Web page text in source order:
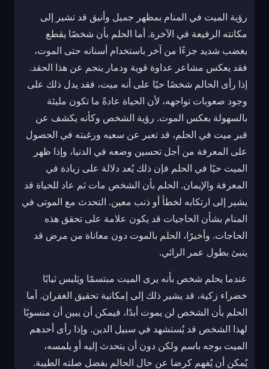
رؤية الميت في المنام بمظهر جميل وأنيق قد تشير إلى
مكانته الرفيعة في الآخرة. أما الحلم بأن شخصًا يقطع
بغضب شديد جزءًا من آخر باستخدام أسنانه حتى الموت،
فقد يعكس مشاعر عداوة قوية ودمار ينجم عن هذا الحقد.
إذا رأى الحالم شخصًا حيًا على أنه ميت، فقد يدل ذلك على
وجود صعوبات تواجهه، لأن الحياة عادةً ما تكون مليئة
بالسهولة بعكس الموت. رؤية الشخص وكأنه يكشف عن
قبر ميت في الحلم، قد تعبر عن سعيه ورغبته في الحصول
على المعرفة من أجل تحسين وضعه في الدنيا، وإذا ظهر
الميت حيًا في الحلم فإن ذلك يُعد دلالة على زيادة في
المعرفة والإيمان. الحلم بأن الشخص مات ثم عاد للحياة قد
يشير إلى ارتكابه لخطأ أو ذنب معين. التحدث مع الموتى في
المنام بشأن الحاجيات قد يكون علامة على تحقق هذه
الحاجات. وأخيرًا، الحلم بالموت دون معاناة من مرض قد
ينبئ بطول عمر الرائي.
عندما يحلم شخص بأنه يرى الميت مبتسمًا ويَلبس ثيابًا
خضراء زكية، قد يشير ذلك إلى إمكانية تحقيق الغفران. أما
الحلم بأن الشخص لن يموت أبدًا، فيمكن أن يبين أن منسوبًا
لهذا الشخص قد يُستشهد في سبيل الدين. وإذا رأى أحدهم
الميت بوجه باسم ولكن دون أن يتحدث إليه أو يلمسه،
يُمكن أن يُفهم كرضا عن حال الحالم بفضل صلته الطيبة.